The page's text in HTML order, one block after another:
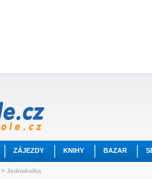
ZÁJEZDY KNIHY BAZAR
> Jednokolka